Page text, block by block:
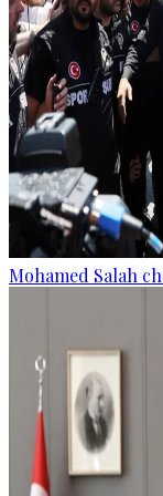
Mohamed Salah